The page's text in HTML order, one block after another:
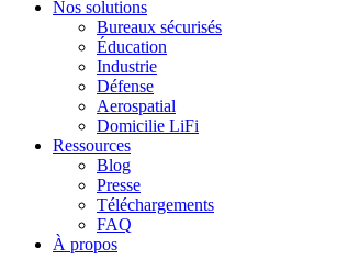
Nos solutions
Bureaux sécurisés
Éducation
Industrie
Défense
Aerospatial
Domicilie LiFi
Ressources
Blog
Presse
Téléchargements
FAQ
À propos